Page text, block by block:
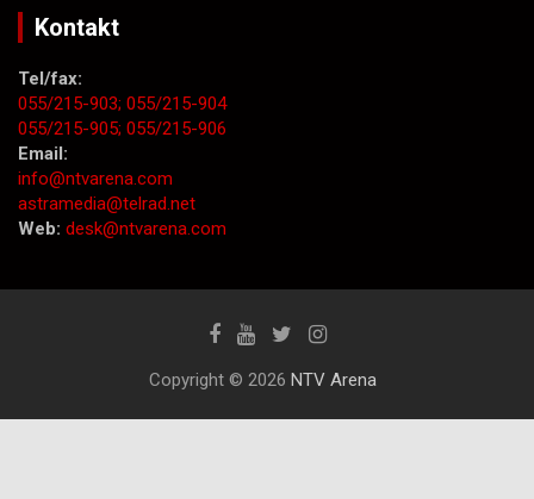
Kontakt
Tel/fax:
055/215-903; 055/215-904
055/215-905; 055/215-906
Email:
info@ntvarena.com
astramedia@telrad.net
Web: desk@ntvarena.com
Copyright © 2026 NTV Arena